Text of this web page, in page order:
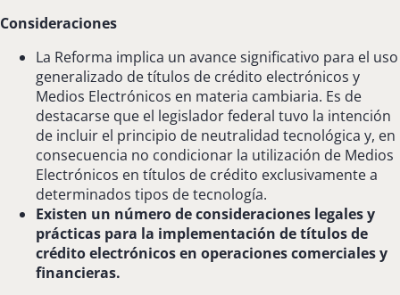
Consideraciones
La Reforma implica un avance significativo para el uso
generalizado de títulos de crédito electrónicos y
Medios Electrónicos en materia cambiaria. Es de
destacarse que el legislador federal tuvo la intención
de incluir el principio de neutralidad tecnológica y, en
consecuencia no condicionar la utilización de Medios
Electrónicos en títulos de crédito exclusivamente a
determinados tipos de tecnología.
Existen un número de consideraciones legales y
prácticas para la implementación de títulos de
crédito electrónicos en operaciones comerciales y
financieras.